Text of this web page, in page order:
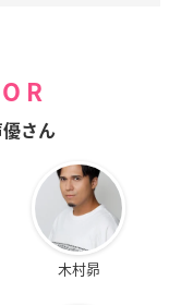
さん
木村昴